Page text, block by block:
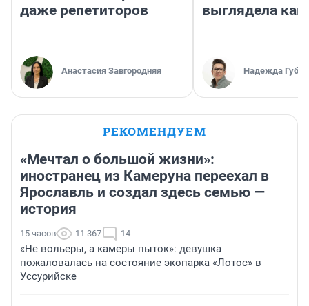
даже репетиторов
Анастасия Завгородняя
выглядела как
Надежда
РЕКОМЕНДУЕМ
«Мечтал о большой жизни»:
иностранец из Камеруна переехал в
Ярославль и создал здесь семью —
история
15 часов 11 367 14
«Не вольеры, а камеры пыток»: девушка
пожаловалась на состояние экопарка «Лотос» в
Уссурийске